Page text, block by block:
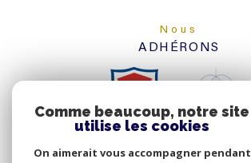
Nous
ADHÉRONS
Comme beaucoup, notre site
utilise les cookies
On aimerait vous accompagner pendant